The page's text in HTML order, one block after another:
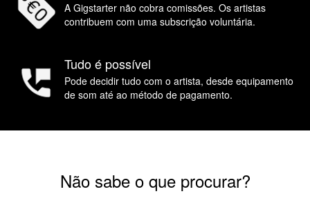
A Gigstarter não cobra comissões. Os artistas
contribuem com uma subscrição voluntária.
Tudo é possível
Pode decidir tudo com o artista, desde equipamento
de som até ao método de pagamento.
Não sabe o que procurar?